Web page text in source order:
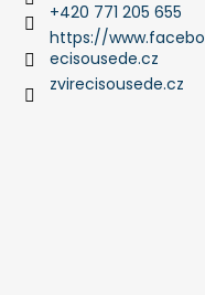
+420 771 205 655
https://
ecisousede.cz
zvirecisousede.cz